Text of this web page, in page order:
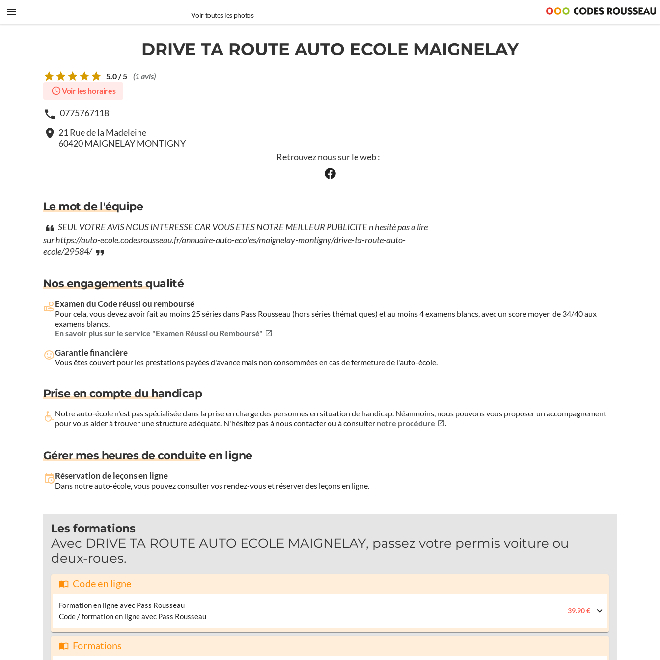
Voir toutes les photos
DRIVE TA ROUTE AUTO ECOLE MAIGNELAY
5.0 / 5 (1 avis)
Voir les horaires
0775767118
21 Rue de la Madeleine
60420 MAIGNELAY MONTIGNY
Retrouvez nous sur le web :
Le mot de l'équipe
SEUL VOTRE AVIS NOUS INTERESSE CAR VOUS ETES NOTRE MEILLEUR PUBLICITE n hesité pas a lire
sur https://auto-ecole.codesrousseau.fr/annuaire-auto-ecoles/maignelay-montigny/drive-ta-route-auto-
ecole/29584/
Nos engagements qualité
Examen du Code réussi ou remboursé
Pour cela, vous devez avoir fait au moins 25 séries dans Pass Rousseau (hors séries thématiques) et au moins 4 examens blancs, avec un score moyen de 34/40 aux
examens blancs.
En savoir plus sur le service "Examen Réussi ou Remboursé"
Garantie financière
Vous êtes couvert pour les prestations payées d'avance mais non consommées en cas de fermeture de l'auto-école.
Prise en compte du handicap
Notre auto-école n'est pas spécialisée dans la prise en charge des personnes en situation de handicap. Néanmoins, nous pouvons vous proposer un accompagnement
pour vous aider à trouver une structure adéquate. N'hésitez pas à nous contacter ou à consulter notre procédure .
Gérer mes heures de conduite en ligne
Réservation de leçons en ligne
Dans notre auto-école, vous pouvez consulter vos rendez-vous et réserver des leçons en ligne.
Les formations
Avec DRIVE TA ROUTE AUTO ECOLE MAIGNELAY, passez votre permis voiture ou
deux-roues.
Code en ligne
Formation en ligne avec Pass Rousseau
Code / formation en ligne avec Pass Rousseau
39.90 €
Formations